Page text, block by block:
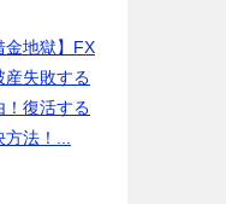
金地獄】FX
産失敗する
！復活する
法！...